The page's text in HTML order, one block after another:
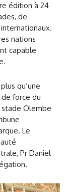
édition à 24
de
nations
capable
qu’une
force du
stade Olembe
Le
Pr Daniel